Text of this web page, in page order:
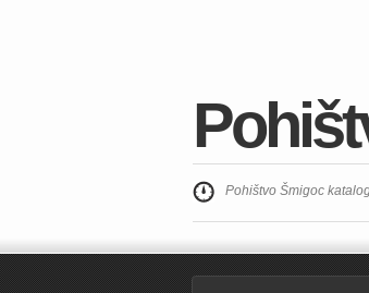
Pohištvo Šmigoc